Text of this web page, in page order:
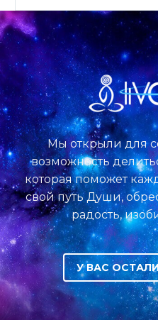
Мы открыли для
возможность
которая поможет
свой путь Души,
радость,
У ВАС